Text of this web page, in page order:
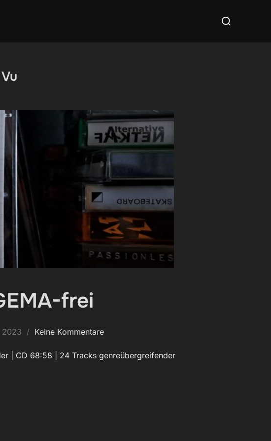
Suchen
frei
2023 Keine Kommentare
| CD 68:58 | 24 Tracks genreübergreifender
FOREVER GEMA-FREI“